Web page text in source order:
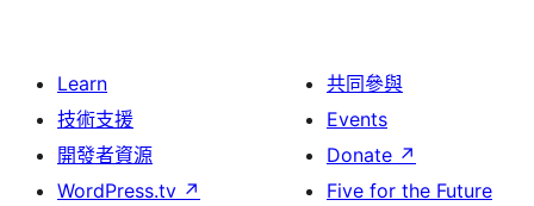
Learn
技術支援
開發者資源
WordPress.tv ↗
共同參與
Events
Donate ↗
Five for the Future